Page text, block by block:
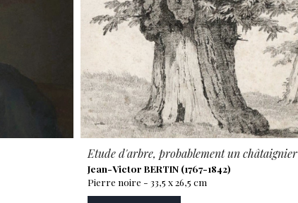
Etude d'arbre, probablement un châtaignier
Jean-Victor BERTIN (1767-1842)
Pierre noire - 33,5 x 26,5 cm